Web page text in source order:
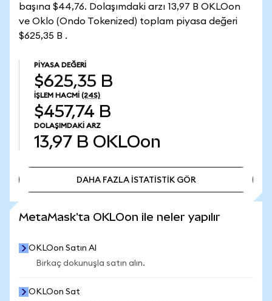
başına $44,76. Dolaşımdaki arzı 13,97 B OKLOon
ve Oklo (Ondo Tokenized) toplam piyasa değeri
$625,35 B .
PIYASA DEĞERI
$625,35 B
İŞLEM HACMI (24S)
$457,74 B
DOLAŞIMDAKI ARZ
13,97 B OKLOon
DAHA FAZLA İSTATİSTİK GÖR
MetaMask'ta OKLOon ile neler yapılır
OKLOon Satın Al
Birkaç dokunuşla satın alın.
OKLOon Sat